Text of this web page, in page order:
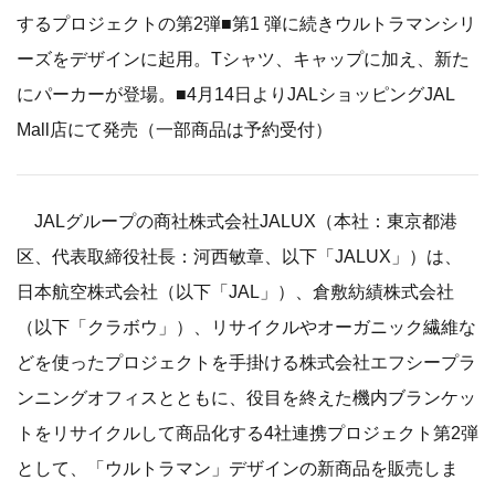
するプロジェクトの第2弾■第1 弾に続きウルトラマンシリ
ーズをデザインに起用。Tシャツ、キャップに加え、新た
にパーカーが登場。■4月14日よりJALショッピングJAL
Mall店にて発売（一部商品は予約受付）
JALグループの商社株式会社JALUX（本社：東京都港
区、代表取締役社長：河西敏章、以下「JALUX」）は、
日本航空株式会社（以下「JAL」）、倉敷紡績株式会社
（以下「クラボウ」）、リサイクルやオーガニック繊維な
どを使ったプロジェクトを手掛ける株式会社エフシープラ
ンニングオフィスとともに、役目を終えた機内ブランケッ
トをリサイクルして商品化する4社連携プロジェクト第2弾
として、「ウルトラマン」デザインの新商品を販売しま